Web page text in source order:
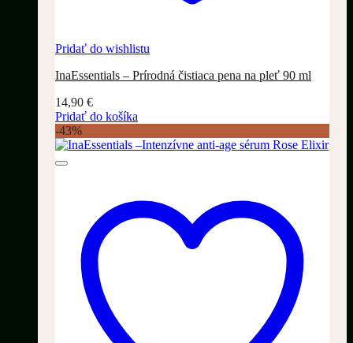
Pridať do wishlistu
InaEssentials – Prírodná čistiaca pena na pleť 90 ml
14,90 €
Pridať do košíka
-43%